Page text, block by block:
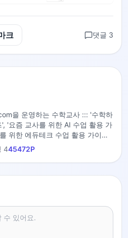
크 댓글 3
을 운영하는 수학교사 ::: '수학하
'요즘 교사를 위한 AI 수업 활용 가
위한 에듀테크 수업 활용 가이드',
1주제 9분 만에 끝내는 수학' 저자
445472P